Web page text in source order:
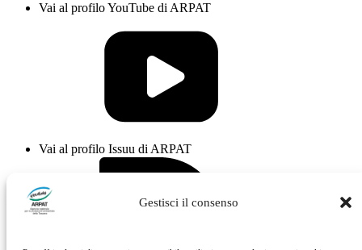
Gestisci il consenso
Vai al profilo YouTube di ARPAT
Vai al profilo Issuu di ARPAT